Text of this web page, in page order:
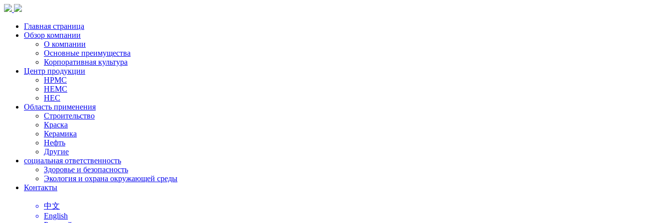
Главная страница
Обзор компании
О компании
Основные преимущества
Корпоративная культура
Центр продукции
HPMC
HEMC
HEC
Область применения
Строительство
Краска
Керамика
Нефть
Другие
социальная ответственность
Здоровье и безопасность
Экология и охрана окружающей среды
Контакты
中文
English